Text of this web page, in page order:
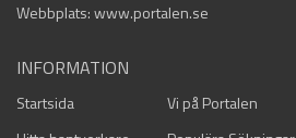
Webbplats: www.portalen.se
INFORMATION
Startsida Vi på Portalen